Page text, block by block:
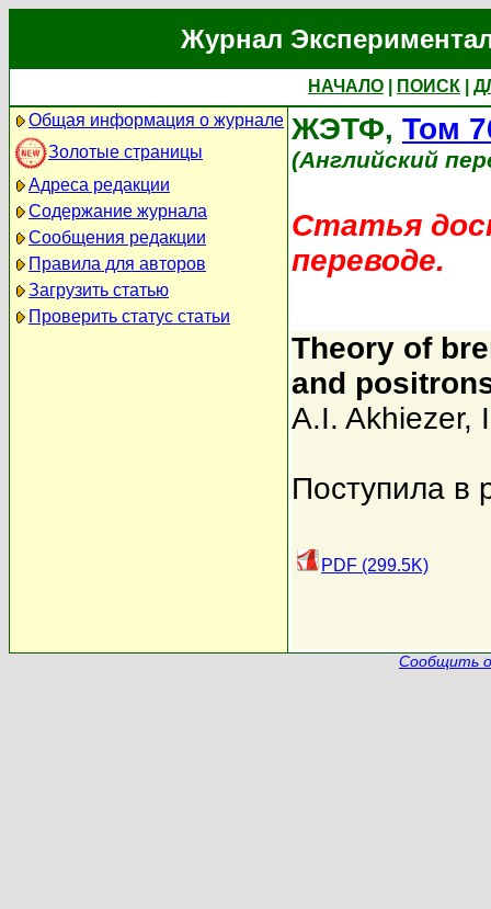
Журнал
НАЧАЛО ПОИСК
Общая информация о журнале
Золотые страницы
Адреса редакции
Содержание журнала
Сообщения редакции
Правила для авторов
Загрузить статью
Проверить статус статьи
ЖЭТФ, Том
(Английский
Статья
переводе.
Theory of
and
A.I. Akhiezer,
Поступила в
PDF (299.5K)
Сообщить о